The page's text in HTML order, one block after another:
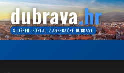
dubrava.hr
SLUŽBENI PORTAL ZAGREBAČKE DUBRAVE